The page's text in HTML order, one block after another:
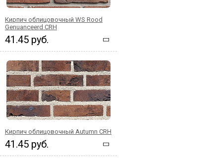
Кирпич облицовочный WS Rood
Genuanceerd CRH
41.45 руб.
Кирпич облицовочный Autumn CRH
41.45 руб.